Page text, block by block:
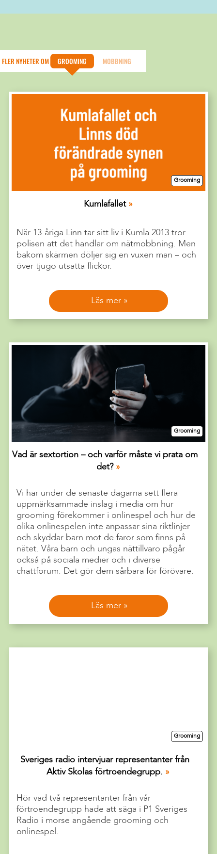
Vad är egentligen kränkande behandling?
Hur kan kränkningar ta sig uttryck?
FLER NYHETER OM GROOMING MOBBNING
Grooming
Kumlafallet
När 13-åriga Linn tar sitt liv i Kumla 2013 tror
polisen att det handlar om nätmobbning. Men
bakom skärmen döljer sig en vuxen man – och
över tjugo utsatta flickor.
Läs mer
Grooming
Vad är sextortion – och varför måste vi prata om
det?
Vi har under de senaste dagarna sett flera
uppmärksammade inslag i media om hur
grooming förekommer i onlinespel och hur de
olika onlinespelen inte anpassar sina riktlinjer
och skyddar barn mot de faror som finns på
nätet. Våra barn och ungas nättillvaro pågår
också på sociala medier och i diverse
chattforum. Det gör dem sårbara för förövare.
Läs mer
Grooming
Sveriges radio intervjuar representanter från
Aktiv Skolas förtroendegrupp.
Hör vad två representanter från vår
förtroendegrupp hade att säga i P1 Sveriges
Radio i morse angående grooming och
onlinespel.